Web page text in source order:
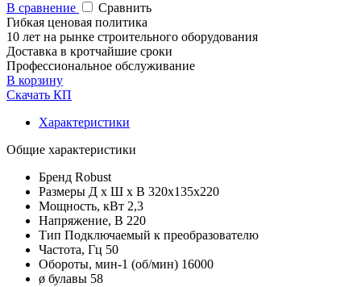
В сравнение
Сравнить
Гибкая ценовая политика
10 лет на рынке строительного оборудования
Доставка в кротчайшие сроки
Профессиональное обслуживание
В корзину
Скачать КП
Характеристики
Общие характеристики
Бренд Robust
Размеры Д х Ш х В 320х135х220
Мощность, кВт 2,3
Напряжение, В 220
Тип Подключаемый к преобразователю
Частота, Гц 50
Обороты, мин-1 (об/мин) 16000
ø булавы 58